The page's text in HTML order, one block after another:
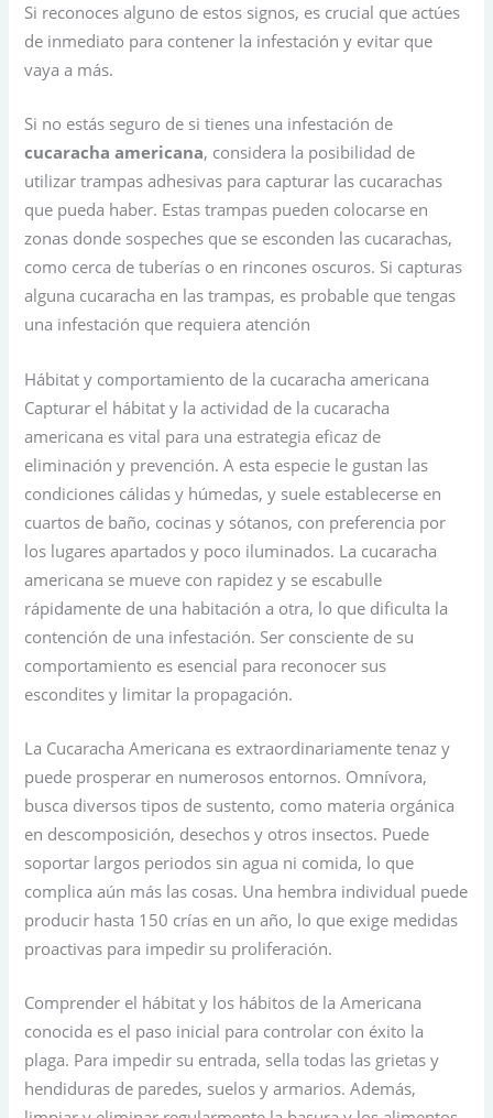
Si reconoces alguno de estos signos, es crucial que actúes
de inmediato para contener la infestación y evitar que
vaya a más.
Si no estás seguro de si tienes una infestación de
cucaracha americana, considera la posibilidad de
utilizar trampas adhesivas para capturar las cucarachas
que pueda haber. Estas trampas pueden colocarse en
zonas donde sospeches que se esconden las cucarachas,
como cerca de tuberías o en rincones oscuros. Si capturas
alguna cucaracha en las trampas, es probable que tengas
una infestación que requiera atención
Hábitat y comportamiento de la cucaracha americana
Capturar el hábitat y la actividad de la cucaracha
americana es vital para una estrategia eficaz de
eliminación y prevención. A esta especie le gustan las
condiciones cálidas y húmedas, y suele establecerse en
cuartos de baño, cocinas y sótanos, con preferencia por
los lugares apartados y poco iluminados. La cucaracha
americana se mueve con rapidez y se escabulle
rápidamente de una habitación a otra, lo que dificulta la
contención de una infestación. Ser consciente de su
comportamiento es esencial para reconocer sus
escondites y limitar la propagación.
La Cucaracha Americana es extraordinariamente tenaz y
puede prosperar en numerosos entornos. Omnívora,
busca diversos tipos de sustento, como materia orgánica
en descomposición, desechos y otros insectos. Puede
soportar largos periodos sin agua ni comida, lo que
complica aún más las cosas. Una hembra individual puede
producir hasta 150 crías en un año, lo que exige medidas
proactivas para impedir su proliferación.
Comprender el hábitat y los hábitos de la Americana
conocida es el paso inicial para controlar con éxito la
plaga. Para impedir su entrada, sella todas las grietas y
hendiduras de paredes, suelos y armarios. Además,